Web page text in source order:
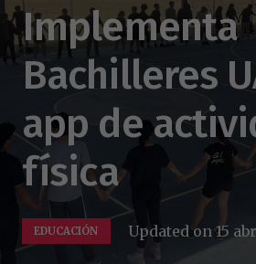
Implementa
Bachilleres
app de
física
EDUCACIÓN Updated on15